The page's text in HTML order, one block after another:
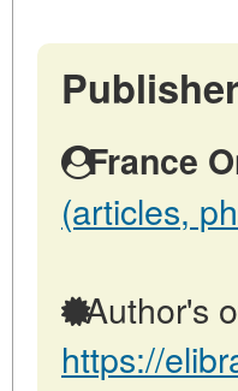
France
(articles,
Author's
https://